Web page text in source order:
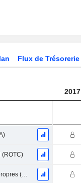
Flux de Trésorerie
2017
(ROTC)
Rentabilité des capitaux propres (ROE)